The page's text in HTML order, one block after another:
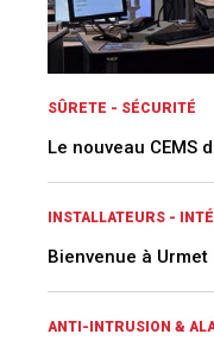
SÛRETE - SÉCURITÉ
Le nouveau CEMS
INSTALLATEURS -
Bienvenue à Urmet
ANTI-INTRUSION &